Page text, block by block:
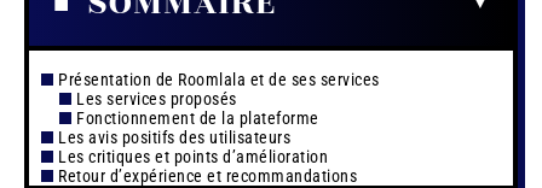
Présentation de Roomlala et de ses services
Les services proposés
Fonctionnement de la plateforme
Les avis positifs des utilisateurs
Les critiques et points d’amélioration
Retour d’expérience et recommandations